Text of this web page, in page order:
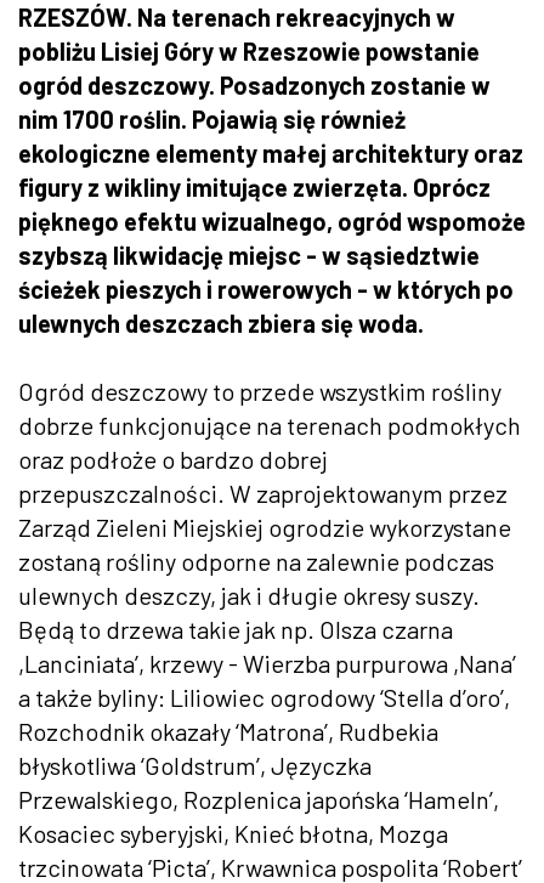
RZESZÓW. Na terenach rekreacyjnych w
pobliżu Lisiej Góry w Rzeszowie powstanie
ogród deszczowy. Posadzonych zostanie w
nim 1700 roślin. Pojawią się również
ekologiczne elementy małej architektury oraz
figury z wikliny imitujące zwierzęta. Oprócz
pięknego efektu wizualnego, ogród wspomoże
szybszą likwidację miejsc - w sąsiedztwie
ścieżek pieszych i rowerowych - w których po
ulewnych deszczach zbiera się woda.
Ogród deszczowy to przede wszystkim rośliny
dobrze funkcjonujące na terenach podmokłych
oraz podłoże o bardzo dobrej
przepuszczalności. W zaprojektowanym przez
Zarząd Zieleni Miejskiej ogrodzie wykorzystane
zostaną rośliny odporne na zalewnie podczas
ulewnych deszczy, jak i długie okresy suszy.
Będą to drzewa takie jak np. Olsza czarna
,Lanciniata’, krzewy - Wierzba purpurowa ,Nana’
a także byliny: Liliowiec ogrodowy ‘Stella d’oro’,
Rozchodnik okazały ‘Matrona’, Rudbekia
błyskotliwa ‘Goldstrum’, Języczka
Przewalskiego, Rozplenica japońska ‘Hameln’,
Kosaciec syberyjski, Knieć błotna, Mozga
trzcinowata ‘Picta’, Krwawnica pospolita ‘Robert’